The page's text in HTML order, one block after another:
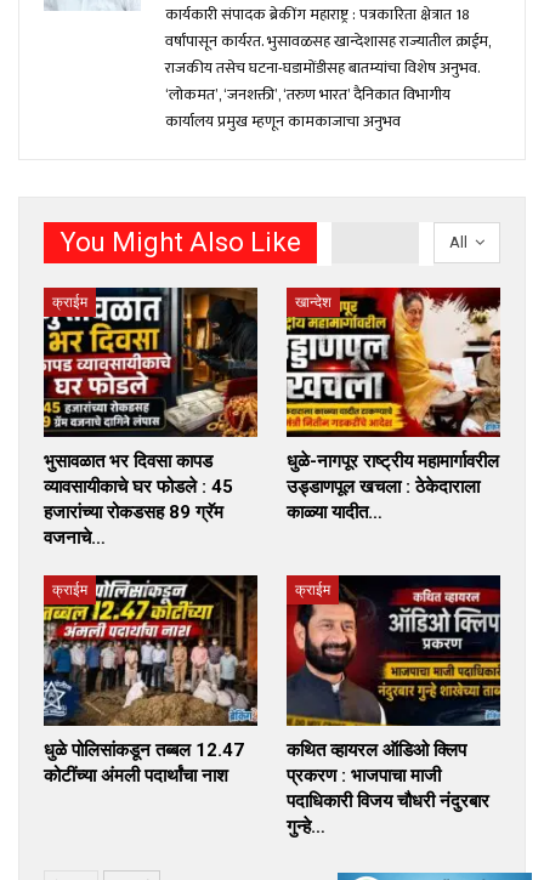
कार्यकारी संपादक ब्रेकींग महाराष्ट्र : पत्रकारिता क्षेत्रात 18
वर्षांपासून कार्यरत. भुसावळसह खान्देशासह राज्यातील क्राईम,
राजकीय तसेच घटना-घडामोंडीसह बातम्यांचा विशेष अनुभव.
‘लोकमत’, ‘जनशक्ती’, ‘तरुण भारत’ दैनिकात विभागीय
कार्यालय प्रमुख म्हणून कामकाजाचा अनुभव
All
You Might Also Like
क्राईम
भुसावळात भर दिवसा कापड
व्यावसायीकाचे घर फोडले : 45
हजारांच्या रोकडसह 89 ग्रॅम
वजनाचे…
खान्देश
धुळे-नागपूर राष्ट्रीय महामार्गावरील
उड्डाणपूल खचला : ठेकेदाराला
काळ्या यादीत…
क्राईम
धुळे पोलिसांकडून तब्बल 12.47
कोटींच्या अंमली पदार्थांचा नाश
क्राईम
कथित व्हायरल ऑडिओ क्लिप
प्रकरण : भाजपाचा माजी
पदाधिकारी विजय चौधरी नंदुरबार
गुन्हे…